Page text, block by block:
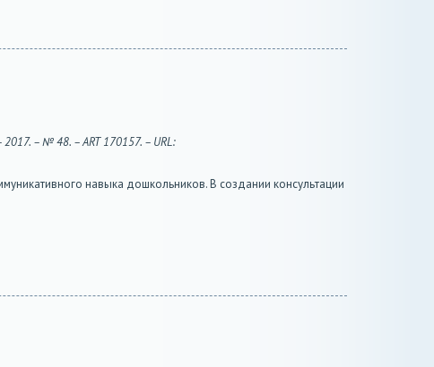
– № 48. – ART 170157. – URL:
навыка дошкольников. В создании консультации